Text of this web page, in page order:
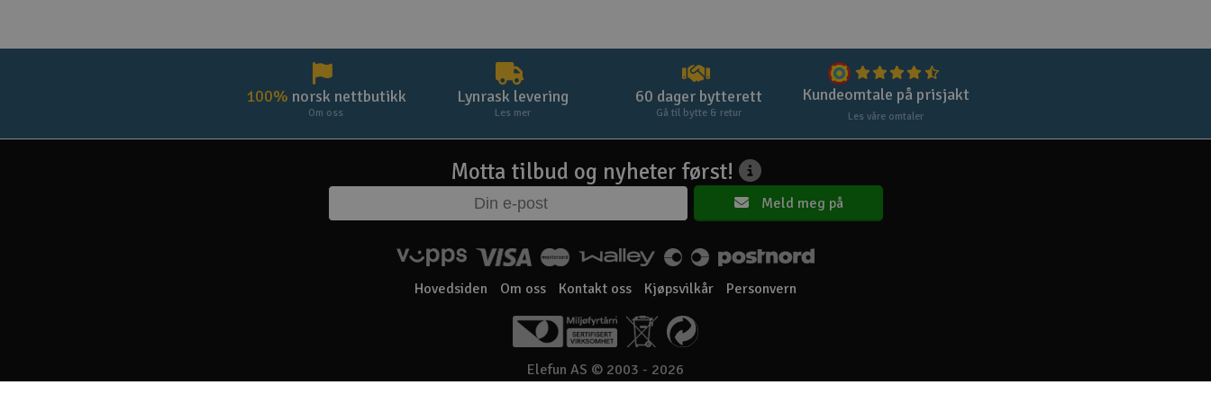
100% norsk nettbutikk
Om oss
Lynrask levering
Les mer
60 dager bytterett
Gå til bytte & retur
Kundeomtale på prisjakt
Les våre omtaler
Motta tilbud og nyheter først!
Meld meg på
Hovedsiden Om oss Kontakt oss Kjøpsvilkår Personvern
Elefun AS © 2003 - 2026